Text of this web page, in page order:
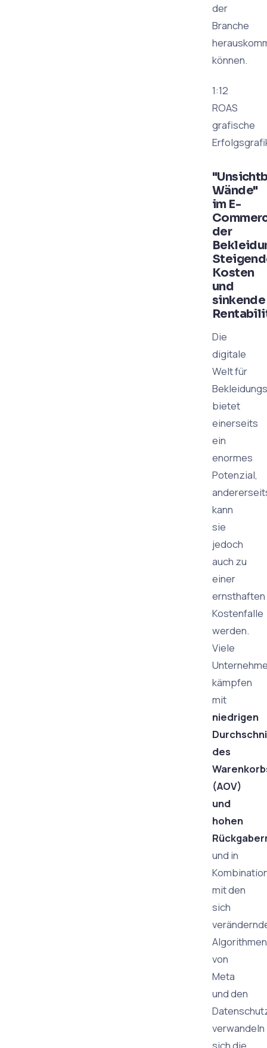
der
Branche
können.
1:12
ROAS
grafische
Wände"
im E-
der
Kosten
und
sinkende
Die
digitale
Welt für
bietet
einerseits
ein
enormes
Potenzial,
kann
sie
jedoch
auch zu
einer
ernsthaften
Kostenfalle
werden.
Viele
kämpfen
mit
niedrigen
des
(AOV)
und
hohen
und in
mit den
sich
Algorithmen
von
Meta
und den
verwandeln